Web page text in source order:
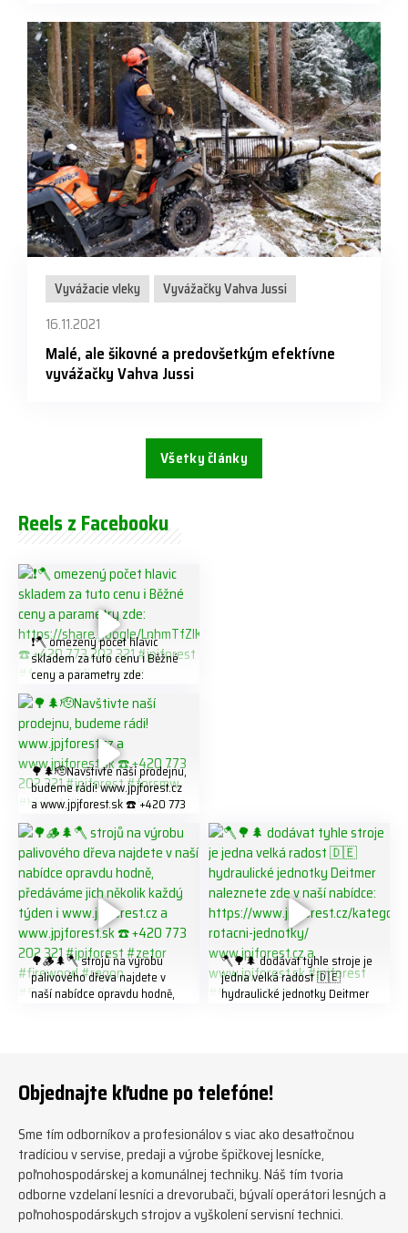
Vyvážacie vleky
Vyvážačky Vahva Jussi
16.11.2021
Malé, ale šikovné a predovšetkým efektívne
vyvážačky Vahva Jussi
Všetky články
Reels z Facebooku
❗️🪓 omezený počet hlavic
skladem za tuto cenu ℹ️ Běžné
ceny a parametry zde:
https://share.google/LnhmTfZl
K8W5t7i6o ☎️ +420 773 202
321 #jpjforest #forsmw
#firewood #
🌳🌲🫡Navštivte naší prodejnu,
budeme rádi! www.jpjforest.cz
a www.jpjforest.sk ☎️ +420 773
202 321 #jpjforest #forsmw
#biojack #regon #vahvajussi
🌳🪵🌲🪓 strojů na výrobu
palivového dřeva najdete v
naší nabídce opravdu hodně,
#firewoodproduction
🪓🌳🌲 dodávat tyhle stroje je
jedna velká radost 🇩🇪
hydraulické jednotky Deitmer
#firewood #deitmer
Objednajte kľudne po telefóne!
Sme tím odborníkov a profesionálov s viac ako desaťročnou
tradíciou v servise, predaji a výrobe špičkovej lesnícke,
poľnohospodárskej a komunálnej techniky. Náš tím tvoria
odborne vzdelaní lesníci a drevorubači, bývalí operátori lesných a
poľnohospodárskych strojov a vyškolení servisní technici.